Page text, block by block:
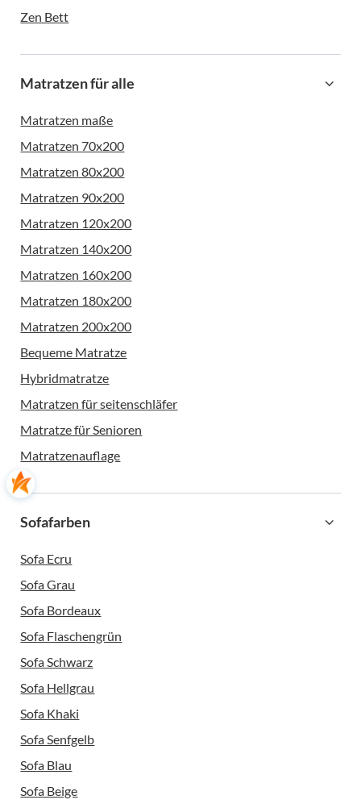
Zen Bett
Matratzen für alle
Matratzen maße
Matratzen 70x200
Matratzen 80x200
Matratzen 90x200
Matratzen 120x200
Matratzen 140x200
Matratzen 160x200
Matratzen 180x200
Matratzen 200x200
Bequeme Matratze
Hybridmatratze
Matratzen für seitenschläfer
Matratze für Senioren
Matratzenauflage
Sofafarben
Sofa Ecru
Sofa Grau
Sofa Bordeaux
Sofa Flaschengrün
Sofa Schwarz
Sofa Hellgrau
Sofa Khaki
Sofa Senfgelb
Sofa Blau
Sofa Beige